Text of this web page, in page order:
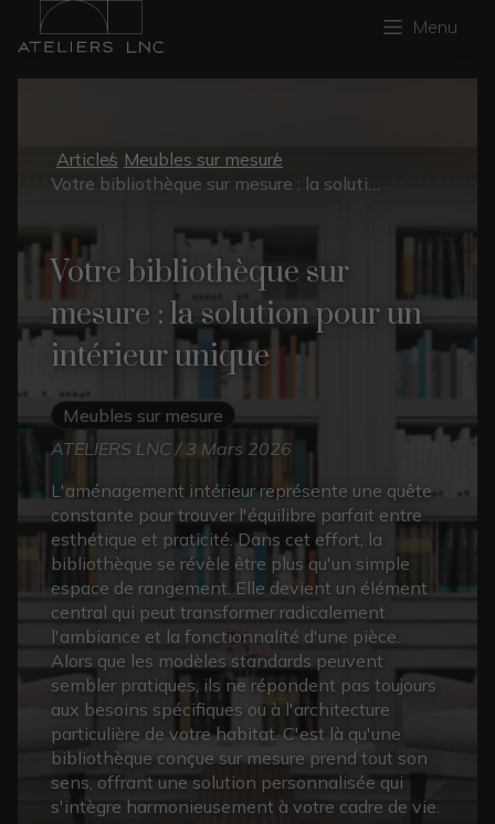
Menu
Articles Meubles sur mesure
Votre bibliothèque sur
mesure : la solution pour un
intérieur unique
Meubles sur mesure
ATELIERS LNC / 3 Mars 2026
L'aménagement intérieur représente une quête
constante pour trouver l'équilibre parfait entre
esthétique et praticité. Dans cet effort, la
bibliothèque se révèle être plus qu'un simple
espace de rangement. Elle devient un élément
central qui peut transformer radicalement
l'ambiance et la fonctionnalité d'une pièce.
Alors que les modèles standards peuvent
sembler pratiques, ils ne répondent pas toujours
aux besoins spécifiques ou à l'architecture
particulière de votre habitat. C'est là qu'une
bibliothèque conçue sur mesure prend tout son
sens, offrant une solution personnalisée qui
s'intègre harmonieusement à votre cadre de vie.